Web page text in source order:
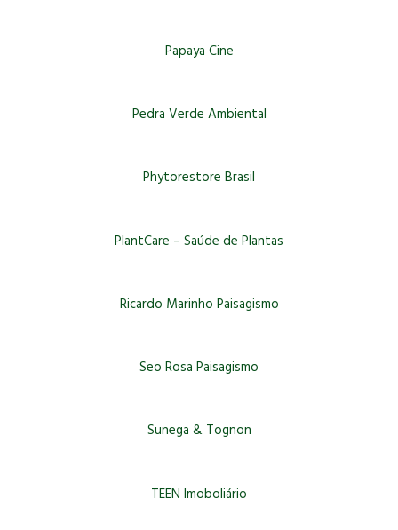
Papaya Cine
Pedra Verde Ambiental
Phytorestore Brasil
PlantCare – Saúde de Plantas
Ricardo Marinho Paisagismo
Seo Rosa Paisagismo
Sunega & Tognon
TEEN Imoboliário